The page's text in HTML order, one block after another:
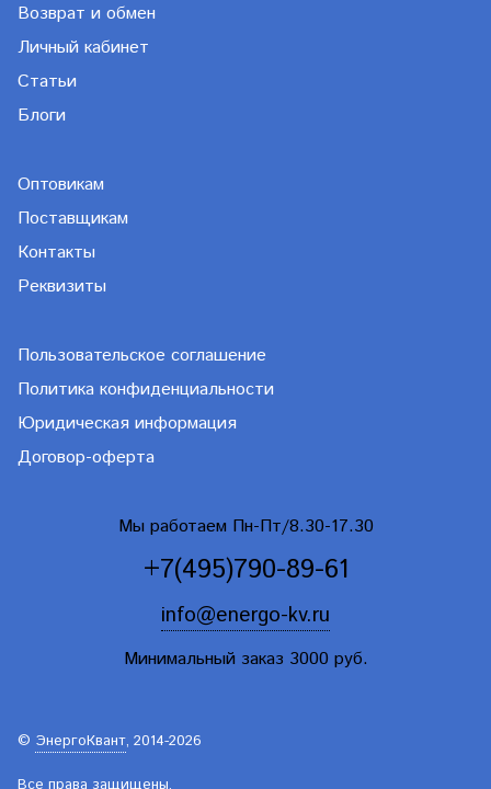
Возврат и обмен
Личный кабинет
Статьи
Блоги
Оптовикам
Поставщикам
Контакты
Реквизиты
Пользовательское соглашение
Политика конфиденциальности
Юридическая информация
Договор-оферта
Мы работаем Пн-Пт/8.30-17.30
+7(495)790-89-61
info@energo-kv.ru
Минимальный заказ 3000 руб.
© ЭнергоКвант, 2014-2026